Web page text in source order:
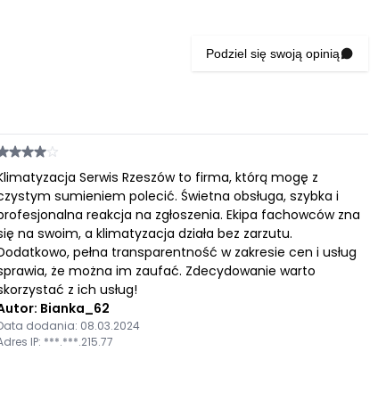
Podziel się swoją opinią
Serwis Rzeszów to firma, którą mogę z
sumieniem polecić. Świetna obsługa, szybka i
reakcja na zgłoszenia. Ekipa fachowców zna
na swoim, a klimatyzacja działa bez zarzutu.
pełna transparentność w zakresie cen i usług
że można im zaufać. Zdecydowanie warto
z ich usług!
Bianka_62
dodania: 08.03.2024
IP: ***.***.215.77